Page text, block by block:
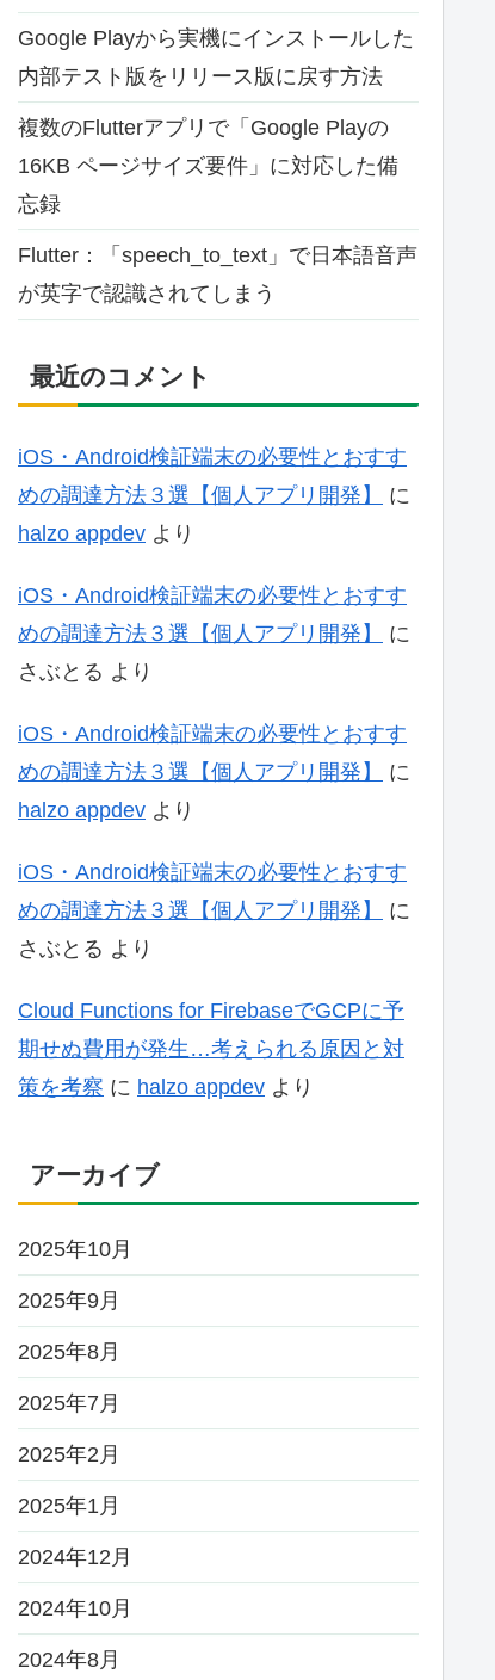
Google Playから実機にインストールした
内部テスト版をリリース版に戻す方法
複数のFlutterアプリで「Google Playの
16KB ページサイズ要件」に対応した備
忘録
Flutter：「speech_to_text」で日本語音声
が英字で認識されてしまう
最近のコメント
iOS・Android検証端末の必要性とおすす
めの調達方法３選【個人アプリ開発】
に
halzo appdev より
iOS・Android検証端末の必要性とおすす
めの調達方法３選【個人アプリ開発】
に
さぶとる より
iOS・Android検証端末の必要性とおすす
めの調達方法３選【個人アプリ開発】
に
halzo appdev より
iOS・Android検証端末の必要性とおすす
めの調達方法３選【個人アプリ開発】
に
さぶとる より
Cloud Functions for FirebaseでGCPに予
期せぬ費用が発生…考えられる原因と対
策を考察 に halzo appdev より
アーカイブ
2025年10月
2025年9月
2025年8月
2025年7月
2025年2月
2025年1月
2024年12月
2024年10月
2024年8月